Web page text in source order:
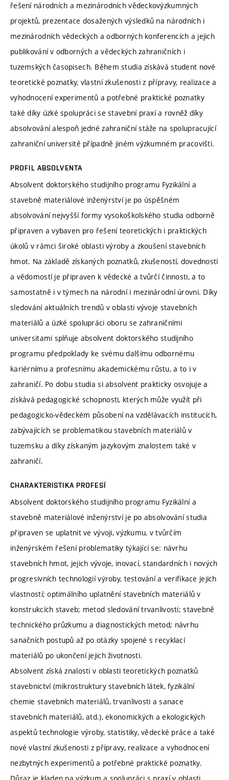
řešení národních a mezinárodních vědeckovýzkumných
projektů, prezentace dosažených výsledků na národních i
mezinárodních vědeckých a odborných konferencích a jejich
publikování v odborných a vědeckých zahraničních i
tuzemských časopisech. Během studia získává student nové
teoretické poznatky, vlastní zkušenosti z přípravy, realizace a
vyhodnocení experimentů a potřebné praktické poznatky
také díky úzké spolupráci se stavební praxí a rovněž díky
absolvování alespoň jedné zahraniční stáže na spolupracující
zahraniční universitě případně jiném výzkumném pracovišti.
PROFIL ABSOLVENTA
Absolvent doktorského studijního programu Fyzikální a
stavebně materiálové inženýrství je po úspěšném
absolvování nejvyšší formy vysokoškolského studia odborně
připraven a vybaven pro řešení teoretických i praktických
úkolů v rámci široké oblasti výroby a zkoušení stavebních
hmot. Na základě získaných poznatků, zkušeností, dovedností
a vědomostí je připraven k vědecké a tvůrčí činnosti, a to
samostatně i v týmech na národní i mezinárodní úrovni. Díky
sledování aktuálních trendů v oblasti vývoje stavebních
materiálů a úzké spolupráci oboru se zahraničními
universitami splňuje absolvent doktorského studijního
programu předpoklady ke svému dalšímu odbornému
kariérnímu a profesnímu akademickému růstu, a to i v
zahraničí. Po dobu studia si absolvent prakticky osvojuje a
získává pedagogické schopnosti, kterých může využít při
pedagogicko-vědeckém působení na vzdělávacích institucích,
zabývajících se problematikou stavebních materiálů v
tuzemsku a díky získaným jazykovým znalostem také v
zahraničí.
CHARAKTERISTIKA PROFESÍ
Absolvent doktorského studijního programu Fyzikální a
stavebně materiálové inženýrství je po absolvování studia
připraven se uplatnit ve vývoji, výzkumu, v tvůrčím
inženýrském řešení problematiky týkající se: návrhu
stavebních hmot, jejich vývoje, inovací, standardních i nových
progresivních technologií výroby, testování a verifikace jejich
vlastností; optimálního uplatnění stavebních materiálů v
konstrukcích staveb; metod sledování trvanlivosti; stavebně
technického průzkumu a diagnostických metod; návrhu
sanačních postupů až po otázky spojené s recyklací
materiálů po ukončení jejich životnosti.
Absolvent získá znalosti v oblasti teoretických poznatků
stavebnictví (mikrostruktury stavebních látek, fyzikální
chemie stavebních materiálů, trvanlivosti a sanace
stavebních materiálů, atd.), ekonomických a ekologických
aspektů technologie výroby, statistiky, vědecké práce a také
nové vlastní zkušenosti z přípravy, realizace a vyhodnocení
nezbytných experimentů a potřebné praktické poznatky.